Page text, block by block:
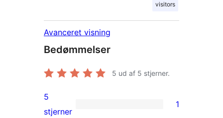
visitors
Avanceret visning
Bedømmelser
5 ud af 5 stjerner.
1
5
stjerner
1